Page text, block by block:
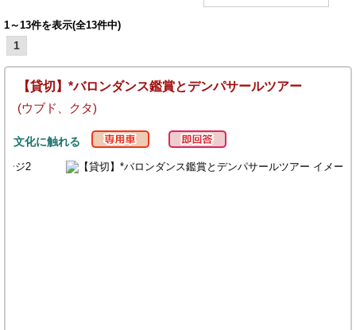
1～13件を表示(全13件中)
1
【貸切】*バロンダンス鑑賞とデンパサールツアー
(ウブド、クタ)
文化に触れる